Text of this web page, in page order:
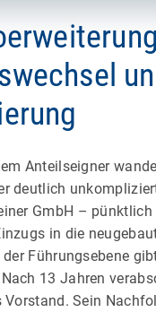
Anteilseigner
deutlich
GmbH – pünktlich
in die
Führungsebene
13 Jahren
Vorstand. Sein